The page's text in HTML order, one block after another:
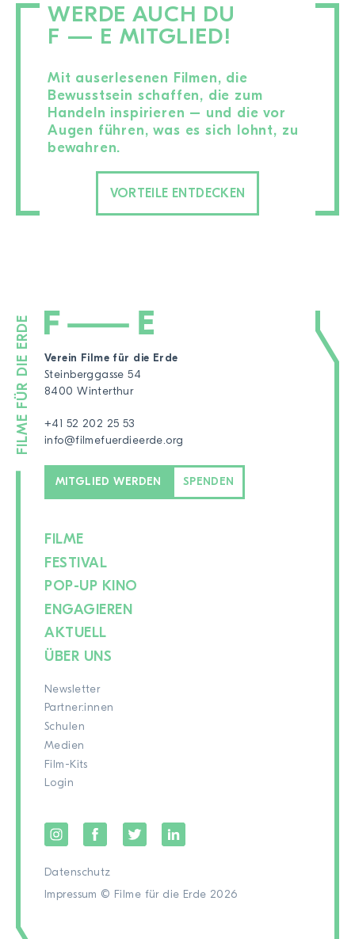
WERDE AUCH DU
F — E MITGLIED!
Mit auserlesenen Filmen, die
Bewusstsein schaffen, die zum
Handeln inspirieren – und die vor
Augen führen, was es sich lohnt, zu
bewahren.
VORTEILE ENTDECKEN
Verein Filme für die Erde
Steinberggasse 54
8400 Winterthur
+41 52 202 25 53
info@filmefuerdieerde.org
MITGLIED WERDEN SPENDEN
FILME
FESTIVAL
POP-UP KINO
ENGAGIEREN
AKTUELL
ÜBER UNS
Newsletter
Partner:innen
Schulen
Medien
Film-Kits
Login
Datenschutz
Impressum © Filme für die Erde 2026